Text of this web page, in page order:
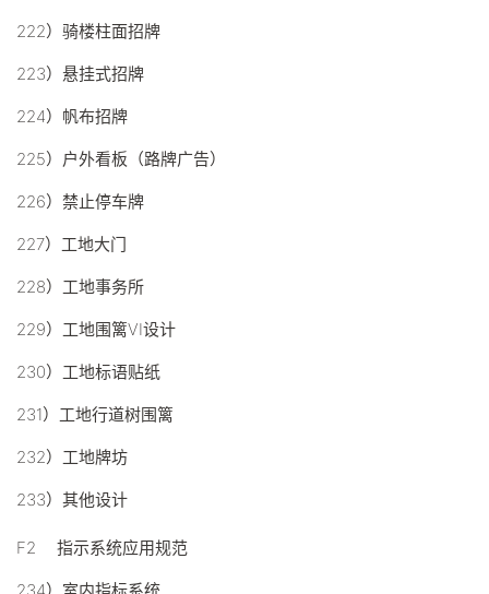
222）骑楼柱面招牌
223）悬挂式招牌
224）帆布招牌
225）户外看板（路牌广告）
226）禁止停车牌
227）工地大门
228）工地事务所
229）工地围篱VI设计
230）工地标语贴纸
231）工地行道树围篱
232）工地牌坊
233）其他设计
F2 指示系统应用规范
234）室内指标系统